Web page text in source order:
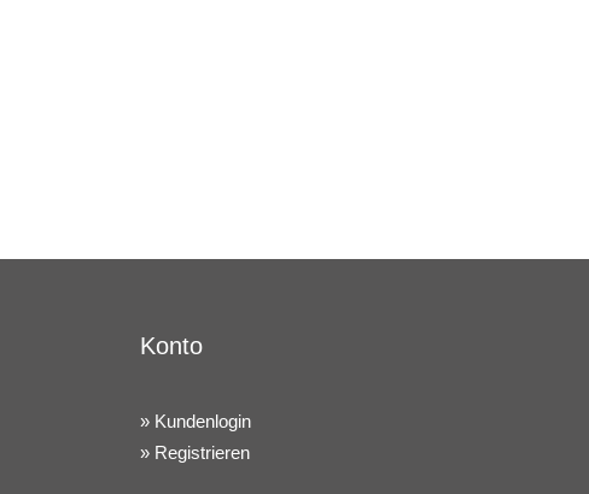
Konto
Kundenlogin
Registrieren